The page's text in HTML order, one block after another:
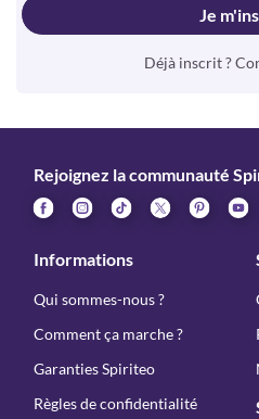
Je
Déjà inscrit ?
Rejoignez la communauté
Informations
Qui sommes-nous ?
Comment ça marche ?
Garanties Spiriteo
Règles de confidentialité